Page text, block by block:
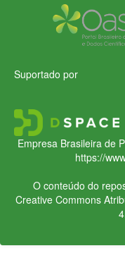
Suportado por
Empresa Brasileira de
https://
O conteúdo do
Creative Commons